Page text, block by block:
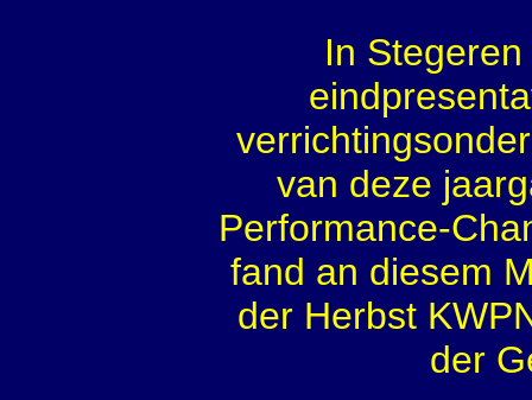
In
van deze
Performance-
fand an diesem
der Herbst
der